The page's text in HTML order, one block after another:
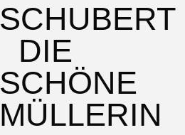
SCHUBERT
DIE
SCHÖNE
MÜLLERIN